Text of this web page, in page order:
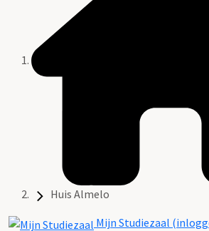
Huis Almelo
Mijn Studiezaal